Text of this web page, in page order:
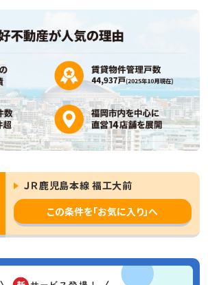
ＪＲ鹿児島本線 福工大前
この条件を「お気に入り」へ